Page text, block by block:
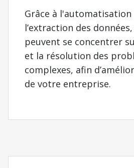
Grâce à l'automatisation
l’extraction des
peuvent se concentrer
et la résolution des
complexes, afin
de votre entreprise.